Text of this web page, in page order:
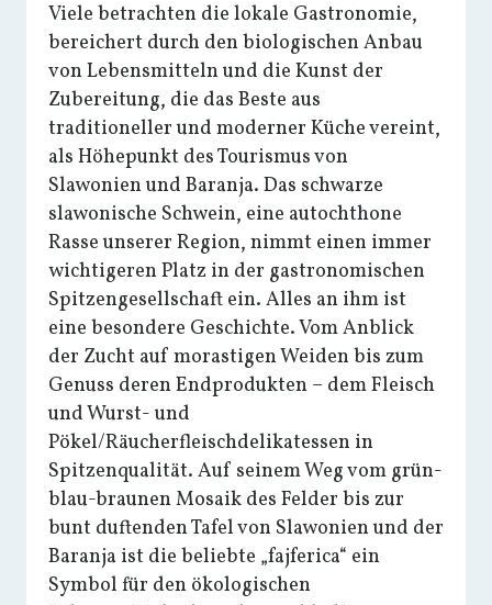
Viele betrachten die lokale Gastronomie,
bereichert durch den biologischen Anbau
von Lebensmitteln und die Kunst der
Zubereitung, die das Beste aus
traditioneller und moderner Küche vereint,
als Höhepunkt des Tourismus von
Slawonien und Baranja. Das schwarze
slawonische Schwein, eine autochthone
Rasse unserer Region, nimmt einen immer
wichtigeren Platz in der gastronomischen
Spitzengesellschaft ein. Alles an ihm ist
eine besondere Geschichte. Vom Anblick
der Zucht auf morastigen Weiden bis zum
Genuss deren Endprodukten – dem Fleisch
und Wurst- und
Pökel/Räucherfleischdelikatessen in
Spitzenqualität. Auf seinem Weg vom grün-
blau-braunen Mosaik des Felder bis zur
bunt duftenden Tafel von Slawonien und der
Baranja ist die beliebte „fajferica“ ein
Symbol für den ökologischen